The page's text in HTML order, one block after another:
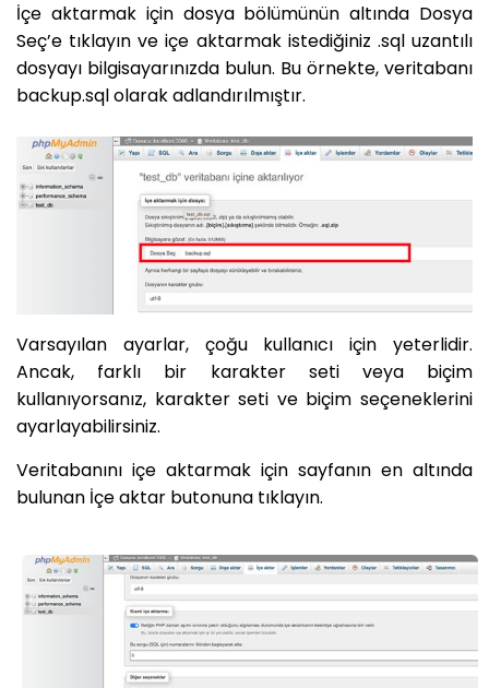
İçe aktarmak için dosya bölümünün altında Dosya
Seç’e tıklayın ve içe aktarmak istediğiniz .sql uzantılı
dosyayı bilgisayarınızda bulun. Bu örnekte, veritabanı
backup.sql olarak adlandırılmıştır.
Varsayılan ayarlar, çoğu kullanıcı için yeterlidir.
Ancak, farklı bir karakter seti veya biçim
kullanıyorsanız, karakter seti ve biçim seçeneklerini
ayarlayabilirsiniz.
Veritabanını içe aktarmak için sayfanın en altında
bulunan İçe aktar butonuna tıklayın.